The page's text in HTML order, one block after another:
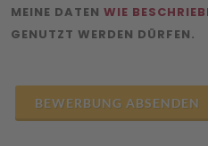
MEINE DATEN WIE
GENUTZT WERDEN DÜRFEN.